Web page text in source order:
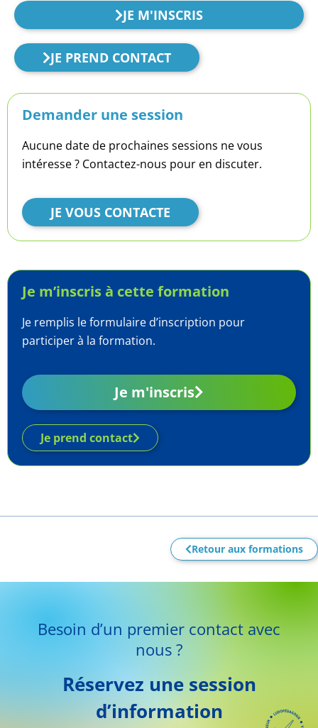
JE M'INSCRIS
JE PREND CONTACT
Demander une session
Aucune date de prochaines sessions ne vous
intéresse ? Contactez-nous pour en discuter.
JE VOUS CONTACTE
Je m’inscris à cette formation
Je remplis le formulaire d’inscription pour
participer à la formation.
Je m'inscris
Je prend contact
Retour aux formations
Besoin d’un premier contact avec
nous ?
Réservez une session
d’information